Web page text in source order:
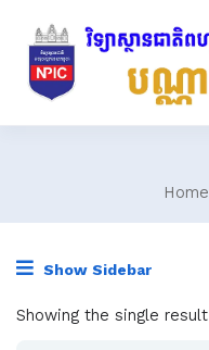
Home
Show Sidebar
Showing the single result